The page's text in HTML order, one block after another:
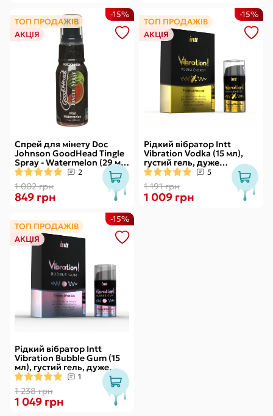
ТОП ПРОДАЖІВ
АКЦІЯ
Спрей для мінету Doc
Johnson GoodHead Tingle
Spray - Watermelon (29 мл)
зі стимулювальним
ефектом
2
1 002 грн
-15%
849 грн
ТОП ПРОДАЖІВ
АКЦІЯ
Рідкий вібратор Intt
Vibration Vodka (15 мл),
густий гель, дуже
смачний, діє до 30 хвилин
5
1 191 грн
-15%
1 009 грн
ТОП ПРОДАЖІВ
АКЦІЯ
Рідкий вібратор Intt
Vibration Bubble Gum (15
мл), густий гель, дуже
смачний, діє до 30 хвилин
1
1 238 грн
-15%
1 049 грн